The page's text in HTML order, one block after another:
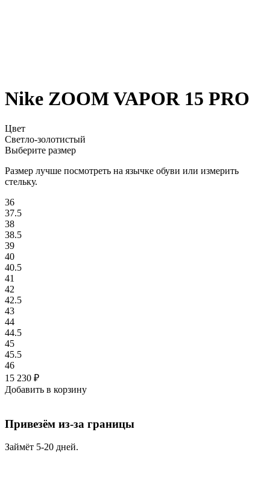
Nike ZOOM VAPOR 15 PRO
Цвет
Светло-золотистый
Выберите размер
Размер лучше посмотреть на язычке обуви или измерить
стельку.
36
37.5
38
38.5
39
40
40.5
41
42
42.5
43
44
44.5
45
45.5
46
15 230 ₽
Добавить в корзину
Привезём из-за границы
Займёт 5-20 дней.